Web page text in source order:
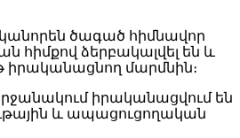
ծագած հիմնավոր
հիմքով ձերբակալվել են և
իրականացնող մարմնին։
իրականացվում են
և ապացուցողական